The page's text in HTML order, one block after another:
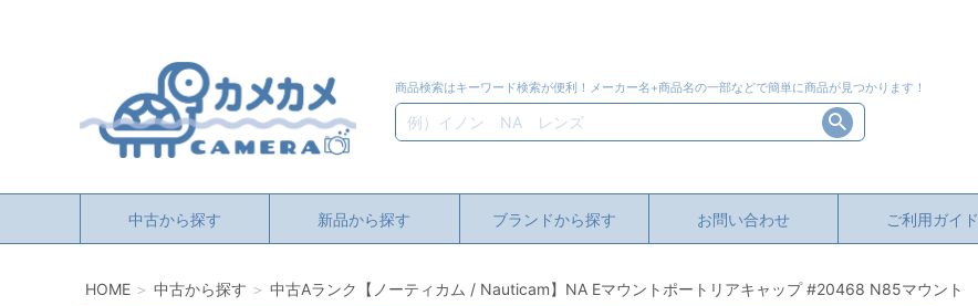
商品検索はキーワード検索が便利！メーカー名+商品名の一部などで簡単に商品が見つかります！
検索
中古から探す 新品から探す ブランドから探す お問い合わせ ご利用ガイド
HOME 中古から探す 中古Aランク【ノーティカム / Nauticam】NA Eマウントポートリアキャップ #20468 N85マウント